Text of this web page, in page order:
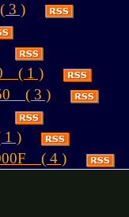
3 )
( 1 )
( 3 )
)
( 4 )